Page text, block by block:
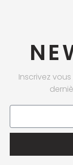
Inscrivez
Email